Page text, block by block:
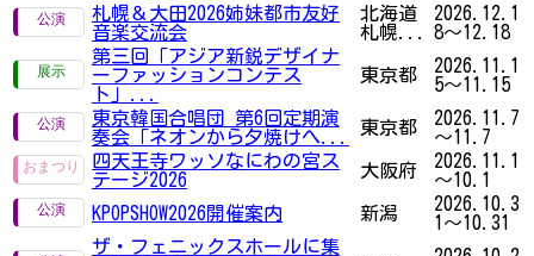
札幌＆大田2026姉妹都市友好
音楽交流会
北海道
札幌...
2026.12.1
8～12.18
第三回「アジア新鋭デザイナ
ーファッションコンテス
ト」...
東京都
2026.11.1
5～11.15
東京韓国合唱団 第6回定期演
奏会「ネオンから夕焼けへ...
東京都
2026.11.7
～11.7
四天王寺ワッソなにわの宮ス
テージ2026
大阪府
2026.11.1
～10.1
KPOPSHOW2026開催案内
新潟
2026.10.3
1～10.31
ザ・フェニックスホールに集